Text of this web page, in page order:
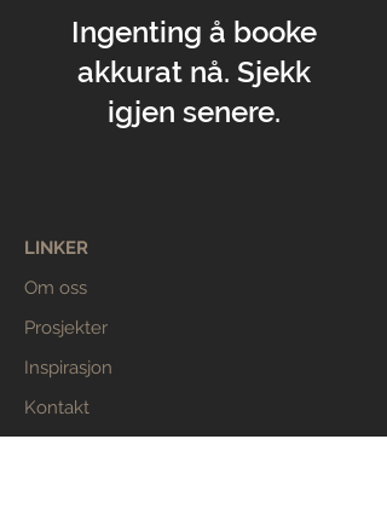
Ingenting å booke
akkurat nå. Sjekk
igjen senere.
LINKER
Om oss
Prosjekter
Inspirasjon
Kontakt